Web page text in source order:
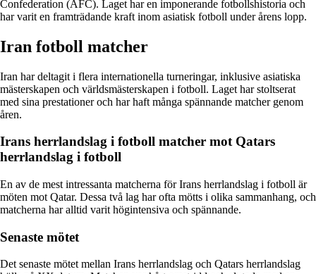
Confederation (AFC). Laget har en imponerande fotbollshistoria och
har varit en framträdande kraft inom asiatisk fotboll under årens lopp.
Iran fotboll matcher
Iran har deltagit i flera internationella turneringar, inklusive asiatiska
mästerskapen och världsmästerskapen i fotboll. Laget har stoltserat
med sina prestationer och har haft många spännande matcher genom
åren.
Irans herrlandslag i fotboll matcher mot Qatars
herrlandslag i fotboll
En av de mest intressanta matcherna för Irans herrlandslag i fotboll är
möten mot Qatar. Dessa två lag har ofta mötts i olika sammanhang, och
matcherna har alltid varit högintensiva och spännande.
Senaste mötet
Det senaste mötet mellan Irans herrlandslag och Qatars herrlandslag